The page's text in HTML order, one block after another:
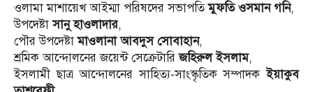
ওলামা মাশায়েখ আইম্মা পরিষদের সভাপতিমুফতি ওসমান গনি,
উপদেষ্টাসানু হাওলাদার,
পৌর উপদেষ্টামাওলানা আবদুস সোবাহান,
শ্রমিক আন্দোলনের জয়েন্ট সেক্রেটারিজহিরুল ইসলাম,
ইসলামী ছাত্র আন্দোলনের সাহিত্য-সাংস্কৃতিক সম্পাদকইয়াকুব